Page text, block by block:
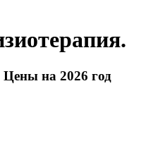
на 2026 год